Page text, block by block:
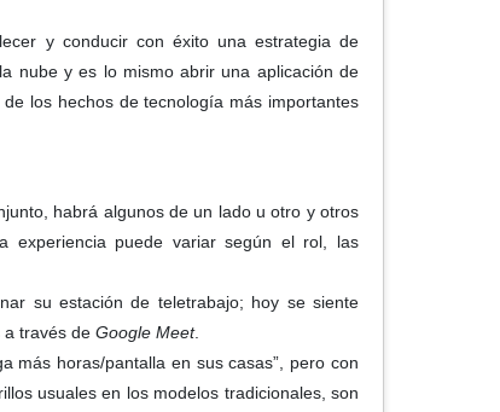
y conducir con éxito una estrategia de
nube y es lo mismo abrir una aplicación de
los hechos de tecnología más importantes
habrá algunos de un lado u otro y otros
experiencia puede variar según el rol, las
su estación de teletrabajo; hoy se siente
a través de Google Meet.
más horas/pantalla en sus casas”, pero con
usuales en los modelos tradicionales, son